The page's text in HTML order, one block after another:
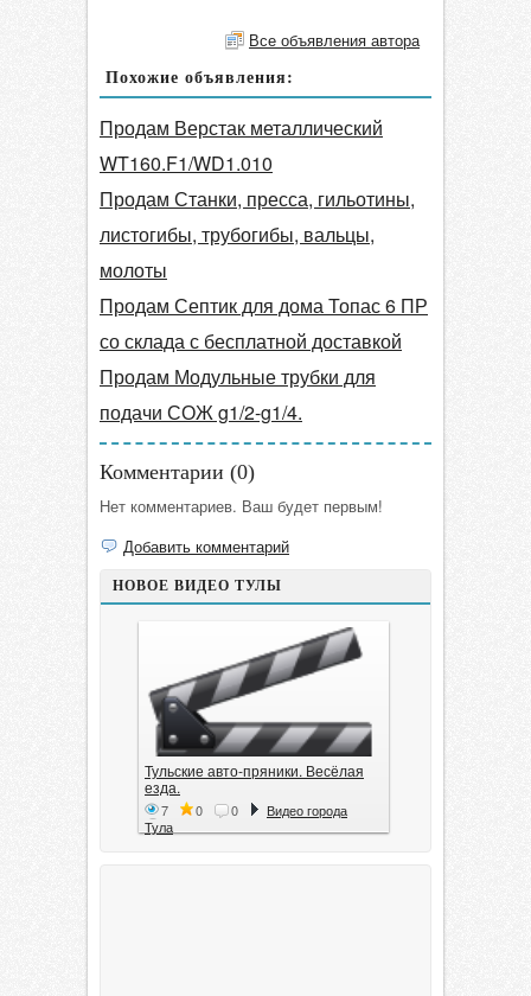
Все объявления автора
Похожие объявления:
Продам Верстак металлический
WT160.F1/WD1.010
Продам Станки, пресса, гильотины,
листогибы, трубогибы, вальцы,
молоты
Продам Септик для дома Топас 6 ПР
со склада с бесплатной доставкой
Продам Модульные трубки для
подачи СОЖ g1/2-g1/4.
Комментарии (0)
Нет комментариев. Ваш будет первым!
Добавить комментарий
НОВОЕ ВИДЕО ТУЛЫ
Тульские авто-пряники. Весёлая
езда.
7 0 0
Видео города
Тула